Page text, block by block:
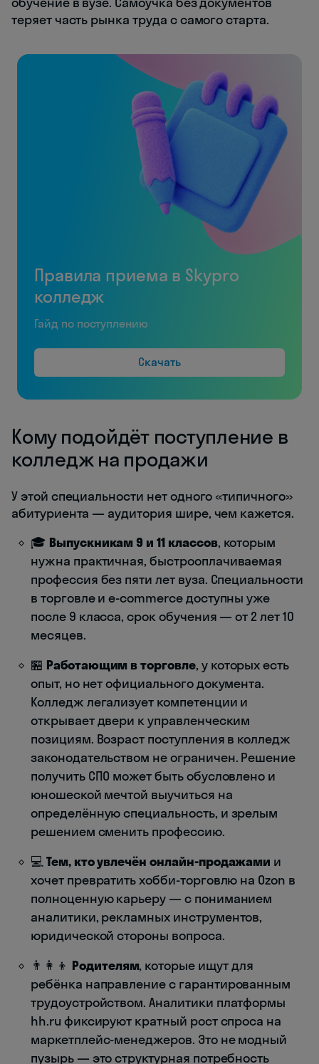
теряет часть рынка труда с самого старта.
Правила приема в Skypro
колледж
Гайд по поступлению
Скачать
Кому подойдёт поступление в
колледж на продажи
У этой специальности нет одного «типичного»
абитуриента — аудитория шире, чем кажется.
🎓 Выпускникам 9 и 11 классов, которым
нужна практичная, быстрооплачиваемая
профессия без пяти лет вуза. Специальности
в торговле и e-commerce доступны уже
после 9 класса, срок обучения — от 2 лет 10
месяцев.
🏪 Работающим в торговле, у которых есть
опыт, но нет официального документа.
Колледж легализует компетенции и
открывает двери к управленческим
позициям. Возраст поступления в колледж
законодательством не ограничен. Решение
получить СПО может быть обусловлено и
юношеской мечтой выучиться на
определённую специальность, и зрелым
решением сменить профессию.
💻Тем, кто увлечён онлайн-продажами и
хочет превратить хобби-торговлю на Ozon в
полноценную карьеру — с пониманием
аналитики, рекламных инструментов,
юридической стороны вопроса.
👨‍👩‍👦 Родителям, которые ищут для
ребёнка направление с гарантированным
трудоустройством. Аналитики платформы
hh.ru фиксируют кратный рост спроса на
маркетплейс-менеджеров. Это не модный
пузырь — это структурная потребность